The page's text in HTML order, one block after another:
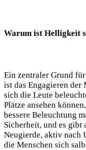
Warum ist Helligkeit⁢
Ein zentraler Grund
ist das Engagieren der
sich die Leute
Plätze ansehen
⁢bessere Beleuchtung
Sicherheit, und es
Neugierde, aktiv nach
die Menschen sich